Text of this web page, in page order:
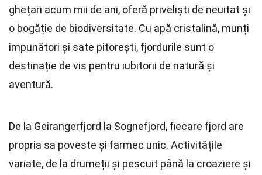
ghețari acum mii de ani, oferă priveliști de neuitat și
o bogăție de biodiversitate. Cu apă cristalină, munți
impunători și sate pitorești, fjordurile sunt o
destinație de vis pentru iubitorii de natură și
aventură.
De la Geirangerfjord la Sognefjord, fiecare fjord are
propria sa poveste și farmec unic. Activitățile
variate, de la drumeții și pescuit până la croaziere și